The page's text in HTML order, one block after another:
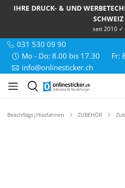
IHRE DRUCK- & UND
SCHWEIZ
seit 2010 ✓
031 530 09 90
Mo - Do: 8.00 bis 17.30
Fr:
info@onlinesticker.ch
Beachflags|Hissfahnen ZUBEHÖR